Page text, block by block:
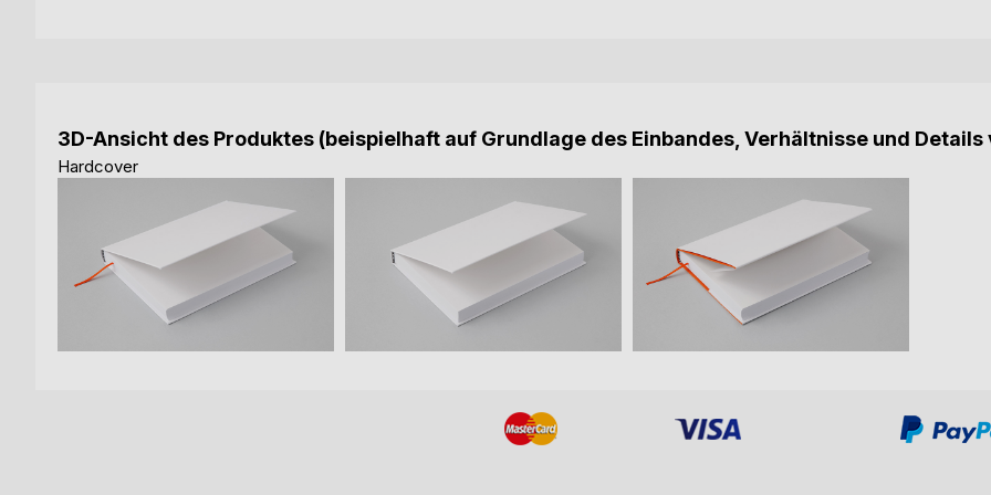
3D-Ansicht des Produktes (beispielhaft auf Grundlage des Einbandes, Verhältnisse und
Hardcover